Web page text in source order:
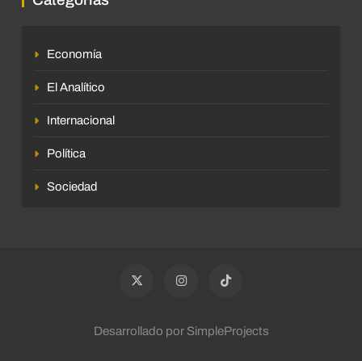
Economía
El Analítico
Internacional
Política
Sociedad
Desarrollado por SimpleProjects